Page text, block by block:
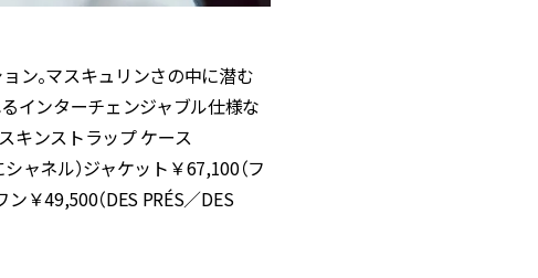
ン。マスキュリンさの中に潜む
インターチェンジャブル仕様な
キンストラップ ケース
ャネル）ジャケット￥67,100（フ
￥49,500（DES PRÉS／DES